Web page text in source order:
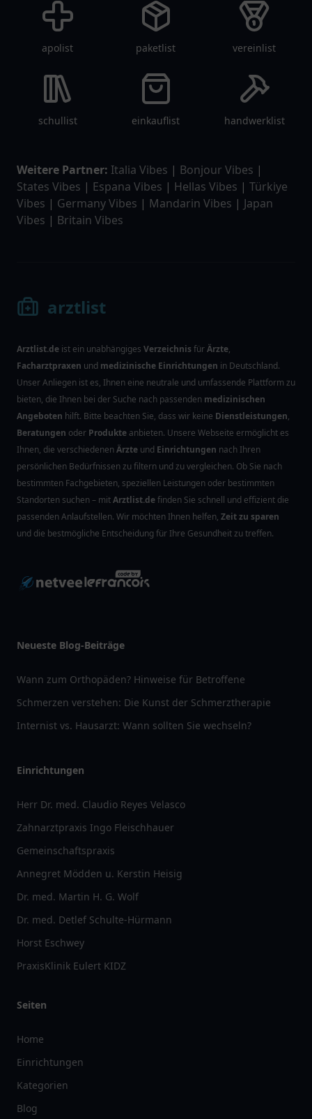
apolist paketlist vereinlist
schullist einkauflist handwerklist
Weitere Partner: Italia Vibes | Bonjour Vibes |
States Vibes | Espana Vibes | Hellas Vibes | Türkiye
Vibes | Germany Vibes | Mandarin Vibes | Japan
Vibes | Britain Vibes
arztlist
Arztlist.de ist ein unabhängiges VerzeichnisfürÄrzte,
Facharztpraxen und medizinische Einrichtungen in Deutschland.
Unser Anliegen ist es, Ihnen eine neutrale und umfassende Plattform zu
bieten, die Ihnen bei der Suche nach passenden medizinischen
Angeboten hilft. Bitte beachten Sie, dass wir keine Dienstleistungen,
Beratungen oder Produkte anbieten. Unsere Webseite ermöglicht es
Ihnen, die verschiedenenÄrzte und Einrichtungen nach Ihren
persönlichen Bedürfnissen zu filtern und zu vergleichen. Ob Sie nach
bestimmten Fachgebieten, speziellen Leistungen oder bestimmten
Standorten suchen – mitArztlist.definden Sie schnell und effizient die
passenden Anlaufstellen. Wir möchten Ihnen helfen, Zeit zu sparen
und die bestmögliche Entscheidung für Ihre Gesundheit zu treffen.
Neueste Blog-Beiträge
Wann zum Orthopäden? Hinweise für Betroffene
Schmerzen verstehen: Die Kunst der Schmerztherapie
Internist vs. Hausarzt: Wann sollten Sie wechseln?
Einrichtungen
Herr Dr. med. Claudio Reyes Velasco
Zahnarztpraxis Ingo Fleischhauer
Gemeinschaftspraxis
Annegret Mödden u. Kerstin Heisig
Dr. med. Martin H. G. Wolf
Dr. med. Detlef Schulte-Hürmann
Horst Eschwey
PraxisKlinik Eulert KIDZ
Seiten
Home
Einrichtungen
Kategorien
Blog